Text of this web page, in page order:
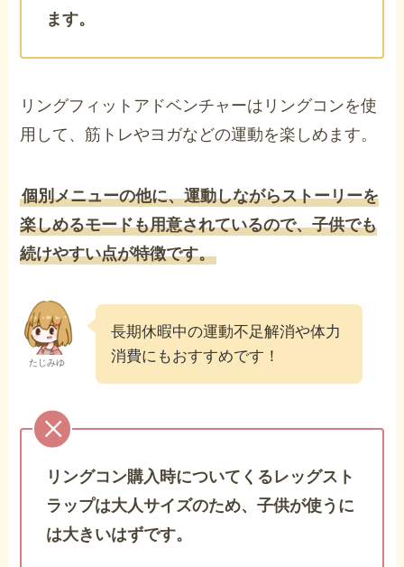
ます。
リングフィットアドベンチャーはリングコンを使
用して、筋トレやヨガなどの運動を楽しめます。
個別メニューの他に、運動しながらストーリーを
楽しめるモードも用意されているので、子供でも
続けやすい点が特徴です。
たじみゆ
長期休暇中の運動不足解消や体力
消費にもおすすめです！
リングコン購入時についてくるレッグスト
ラップは大人サイズのため、子供が使うに
は大きいはずです。